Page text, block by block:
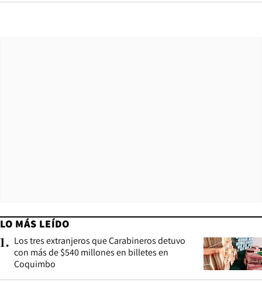
LO MÁS LEÍDO
1. Los tres extranjeros que Carabineros detuvo
con más de $540 millones en billetes en
Coquimbo